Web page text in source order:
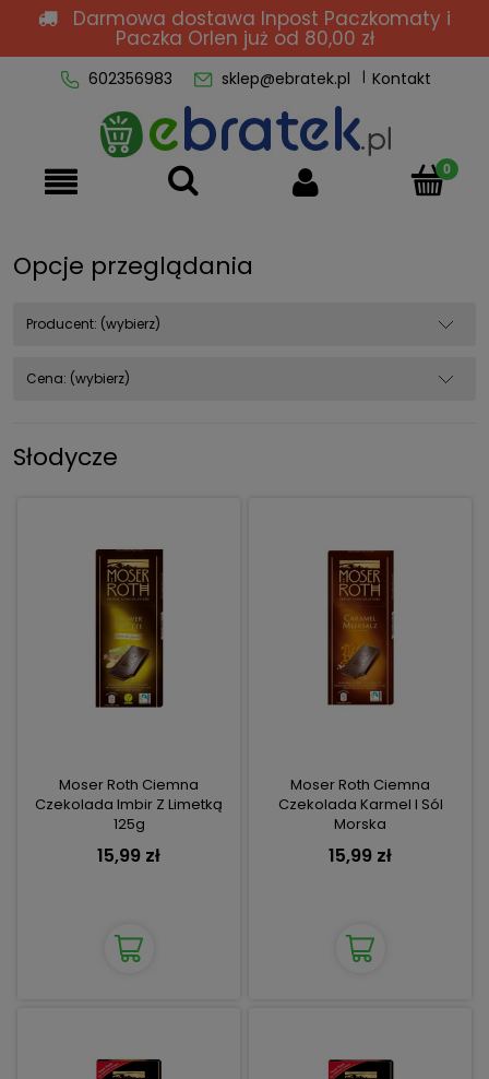
Darmowa dostawa Inpost Paczkomaty i
Paczka Orlen już od 80,00 zł
602356983 sklep@ebratek.pl Kontakt
Opcje przeglądania
Producent: (wybierz)
Cena: (wybierz)
Słodycze
Moser Roth Ciemna
Czekolada Imbir Z Limetką
125g
15,99 zł
Moser Roth Ciemna
Czekolada Karmel I Sól
Morska
15,99 zł